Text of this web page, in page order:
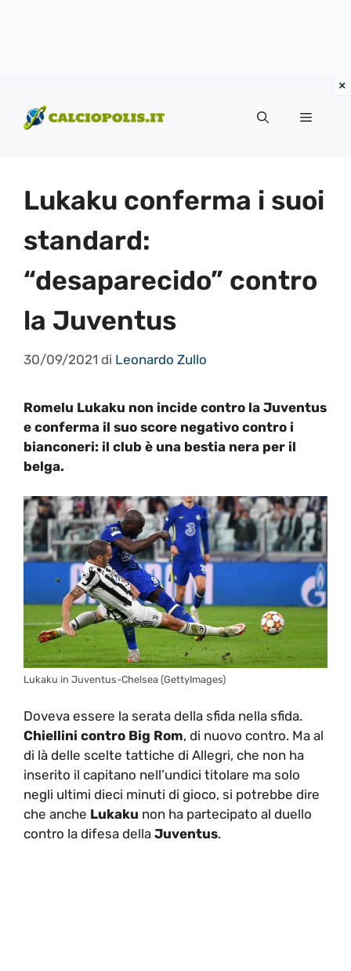
contenuto
Menu
Lukaku conferma i suoi
standard:
“desaparecido” contro
la Juventus
30/09/2021 di Leonardo Zullo
Romelu Lukaku non incide contro la Juventus
e conferma il suo score negativo contro i
bianconeri: il club è una bestia nera per il
belga.
Lukaku in Juventus-Chelsea (GettyImages)
Doveva essere la serata della sfida nella sfida.
Chiellini contro Big Rom, di nuovo contro. Ma al
di là delle scelte tattiche di Allegri, che non ha
inserito il capitano nell’undici titolare ma solo
negli ultimi dieci minuti di gioco, si potrebbe dire
che anche Lukaku non ha partecipato al duello
contro la difesa della Juventus.